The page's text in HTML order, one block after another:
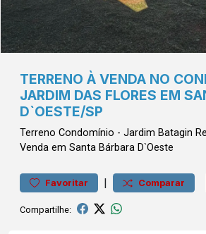
TERRENO À VENDA NO
JARDIM DAS FLORES EM
D`OESTE/SP
Terreno Condomínio - Jardim Batagin
Venda em Santa Bárbara D`Oeste
Favoritar | Comparar
Compartilhe: